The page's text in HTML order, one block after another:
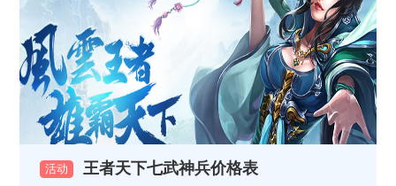
《天地诸神》10月20日13:00停服维护公告
《热血战纪》10月17日合服公告
《热血战纪》10月14日合服公告
《热血战纪》10月9日合服公告
《传奇时代》10月9号合服公告
活动 王者天下七武神兵价格表